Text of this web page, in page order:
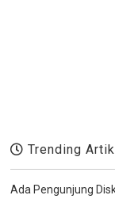
Trending
Ada Pengunjung